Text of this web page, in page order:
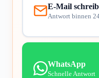
E-Mail
Antwort binnen
WhatsApp
Schnelle Antwort